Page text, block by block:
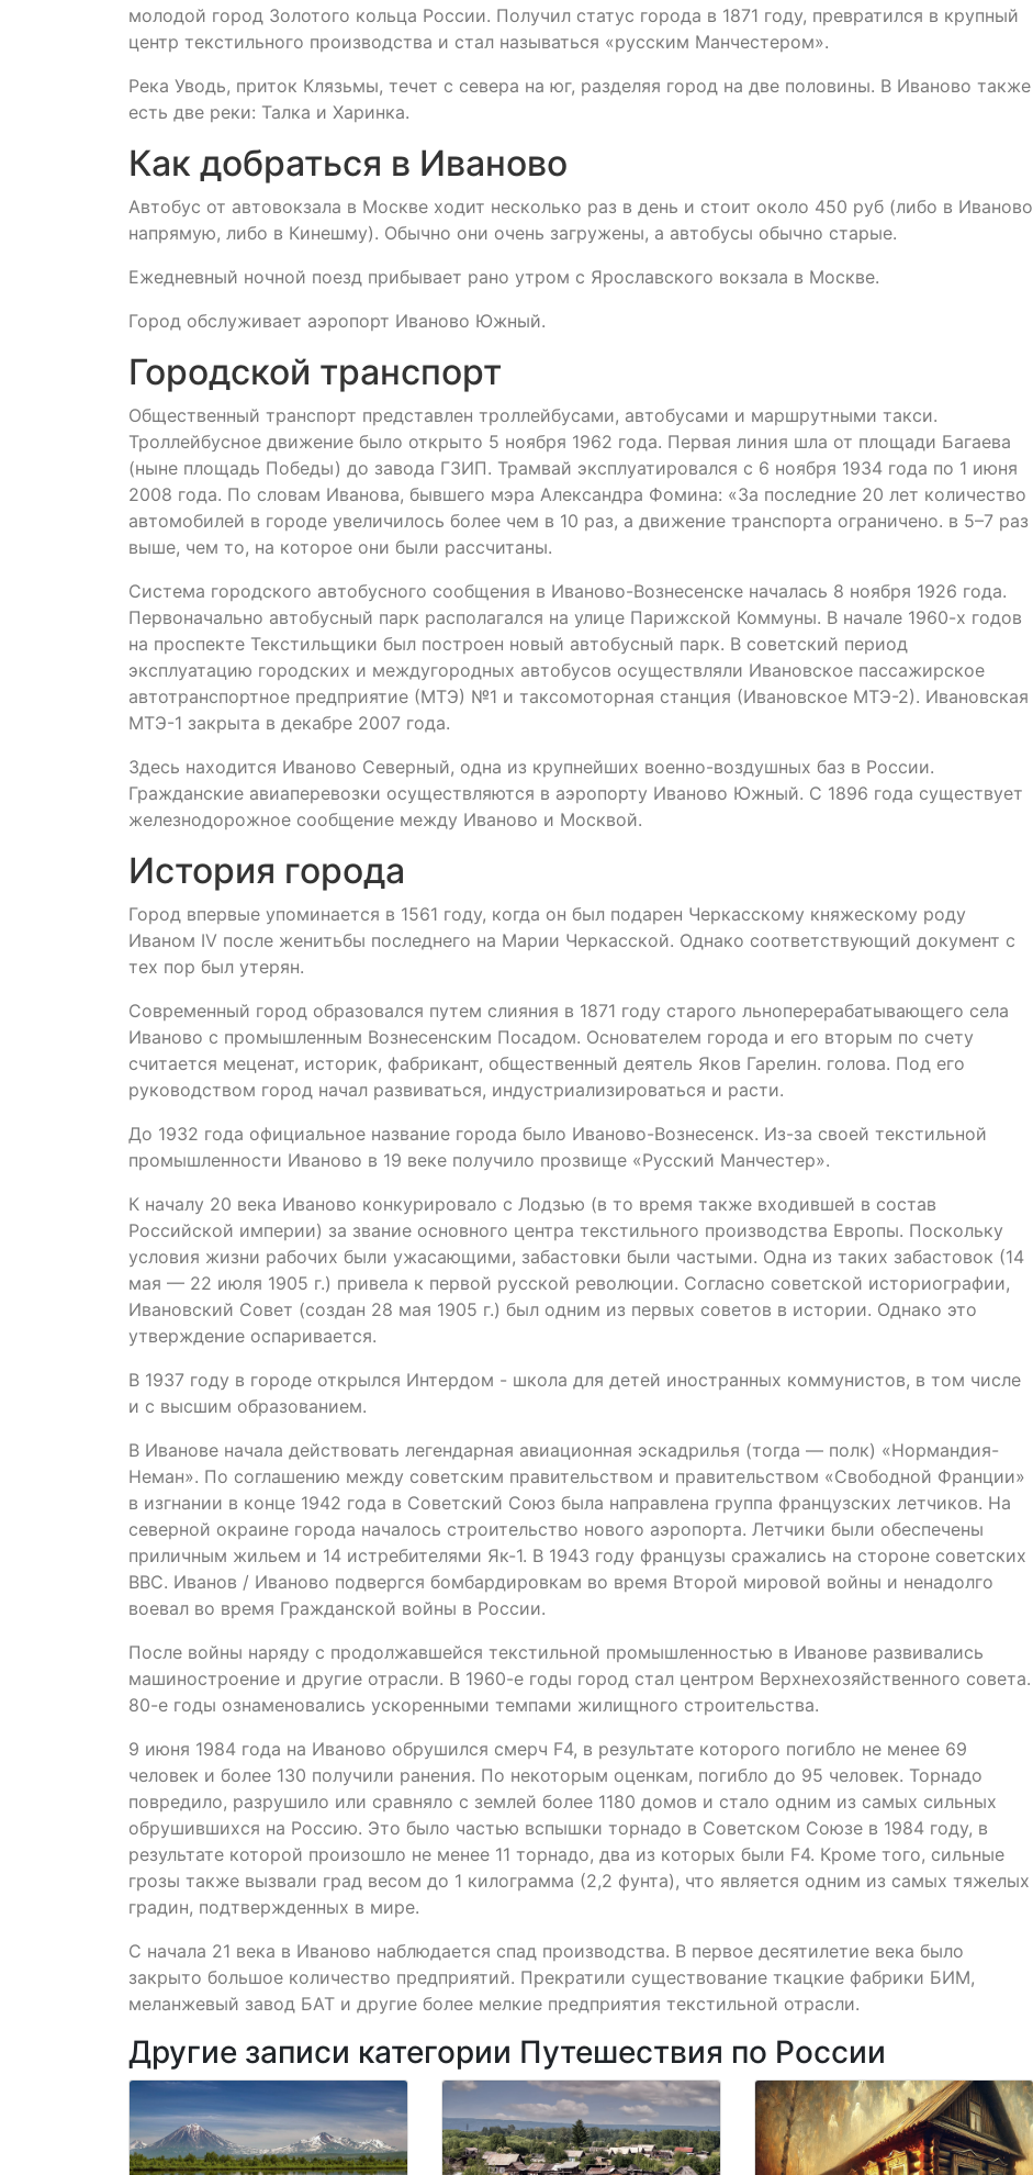
молодой город Золотого кольца России. Получил статус города в 1871 году, превратился в крупный
центр текстильного производства и стал называться «русским Манчестером».
Река Уводь, приток Клязьмы, течет с севера на юг, разделяя город на две половины. В Иваново также
есть две реки: Талка и Харинка.
Как добраться в Иваново
Автобус от автовокзала в Москве ходит несколько раз в день и стоит около 450 руб (либо в Иваново
напрямую, либо в Кинешму). Обычно они очень загружены, а автобусы обычно старые.
Ежедневный ночной поезд прибывает рано утром с Ярославского вокзала в Москве.
Город обслуживает аэропорт Иваново Южный.
Городской транспорт
Общественный транспорт представлен троллейбусами, автобусами и маршрутными такси.
Троллейбусное движение было открыто 5 ноября 1962 года. Первая линия шла от площади Багаева
(ныне площадь Победы) до завода ГЗИП. Трамвай эксплуатировался с 6 ноября 1934 года по 1 июня
2008 года. По словам Иванова, бывшего мэра Александра Фомина: «За последние 20 лет количество
автомобилей в городе увеличилось более чем в 10 раз, а движение транспорта ограничено. в 5–7 раз
выше, чем то, на которое они были рассчитаны.
Система городского автобусного сообщения в Иваново-Вознесенске началась 8 ноября 1926 года.
Первоначально автобусный парк располагался на улице Парижской Коммуны. В начале 1960-х годов
на проспекте Текстильщики был построен новый автобусный парк. В советский период
эксплуатацию городских и междугородных автобусов осуществляли Ивановское пассажирское
автотранспортное предприятие (МТЭ) №1 и таксомоторная станция (Ивановское МТЭ-2). Ивановская
МТЭ-1 закрыта в декабре 2007 года.
Здесь находится Иваново Северный, одна из крупнейших военно-воздушных баз в России.
Гражданские авиаперевозки осуществляются в аэропорту Иваново Южный. С 1896 года существует
железнодорожное сообщение между Иваново и Москвой.
История города
Город впервые упоминается в 1561 году, когда он был подарен Черкасскому княжескому роду
Иваном IV после женитьбы последнего на Марии Черкасской. Однако соответствующий документ с
тех пор был утерян.
Современный город образовался путем слияния в 1871 году старого льноперерабатывающего села
Иваново с промышленным Вознесенским Посадом. Основателем города и его вторым по счету
считается меценат, историк, фабрикант, общественный деятель Яков Гарелин. голова. Под его
руководством город начал развиваться, индустриализироваться и расти.
До 1932 года официальное название города было Иваново-Вознесенск. Из-за своей текстильной
промышленности Иваново в 19 веке получило прозвище «Русский Манчестер».
К началу 20 века Иваново конкурировало с Лодзью (в то время также входившей в состав
Российской империи) за звание основного центра текстильного производства Европы. Поскольку
условия жизни рабочих были ужасающими, забастовки были частыми. Одна из таких забастовок (14
мая — 22 июля 1905 г.) привела к первой русской революции. Согласно советской историографии,
Ивановский Совет (создан 28 мая 1905 г.) был одним из первых советов в истории. Однако это
утверждение оспаривается.
В 1937 году в городе открылся Интердом - школа для детей иностранных коммунистов, в том числе
и с высшим образованием.
В Иванове начала действовать легендарная авиационная эскадрилья (тогда — полк) «Нормандия-
Неман». По соглашению между советским правительством и правительством «Свободной Франции»
в изгнании в конце 1942 года в Советский Союз была направлена группа французских летчиков. На
северной окраине города началось строительство нового аэропорта. Летчики были обеспечены
приличным жильем и 14 истребителями Як-1. В 1943 году французы сражались на стороне советских
ВВС. Иванов / Иваново подвергся бомбардировкам во время Второй мировой войны и ненадолго
воевал во время Гражданской войны в России.
После войны наряду с продолжавшейся текстильной промышленностью в Иванове развивались
машиностроение и другие отрасли. В 1960-е годы город стал центром Верхнехозяйственного совета.
80-е годы ознаменовались ускоренными темпами жилищного строительства.
9 июня 1984 года на Иваново обрушился смерч F4, в результате которого погибло не менее 69
человек и более 130 получили ранения. По некоторым оценкам, погибло до 95 человек. Торнадо
повредило, разрушило или сравняло с землей более 1180 домов и стало одним из самых сильных
обрушившихся на Россию. Это было частью вспышки торнадо в Советском Союзе в 1984 году, в
результате которой произошло не менее 11 торнадо, два из которых были F4. Кроме того, сильные
грозы также вызвали град весом до 1 килограмма (2,2 фунта), что является одним из самых тяжелых
градин, подтвержденных в мире.
С начала 21 века в Иваново наблюдается спад производства. В первое десятилетие века было
закрыто большое количество предприятий. Прекратили существование ткацкие фабрики БИМ,
меланжевый завод БАТ и другие более мелкие предприятия текстильной отрасли.
Другие записи категории Путешествия по России